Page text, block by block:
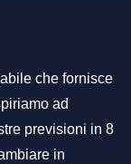
che fornisce
ad
previsioni in 8
in